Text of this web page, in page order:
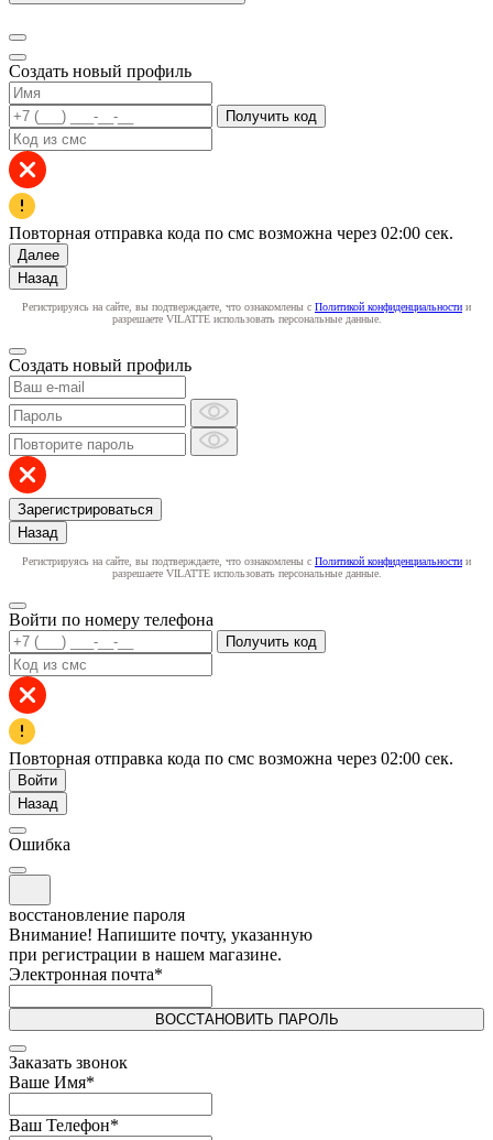
Создать новый профиль
Получить код
Повторная отправка кода по смс возможна через 02:00 сек.
Далее
Назад
Регистрируясь на сайте, вы подтверждаете, что ознакомлены с Политикой конфиденциальности и
разрешаете VILATTE использовать персональные данные.
Создать новый профиль
Зарегистрироваться
Назад
Регистрируясь на сайте, вы подтверждаете, что ознакомлены с Политикой конфиденциальности и
разрешаете VILATTE использовать персональные данные.
Войти по номеру телефона
Получить код
Повторная отправка кода по смс возможна через 02:00 сек.
Войти
Назад
Ошибка
восстановление пароля
Внимание! Напишите почту, указанную
при регистрации в нашем магазине.
Электронная почта*
ВОССТАНОВИТЬ ПАРОЛЬ
Заказать звонок
Ваше Имя*
Ваш Телефон*